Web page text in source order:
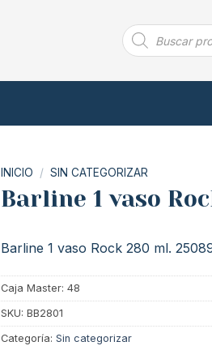
Búsqueda
de
productos
INICIO / SIN CATEGORIZAR
Barline 1 vaso
Barline 1 vaso Rock 280 ml.
Caja Master: 48
SKU: BB2801
Categoría: Sin categorizar